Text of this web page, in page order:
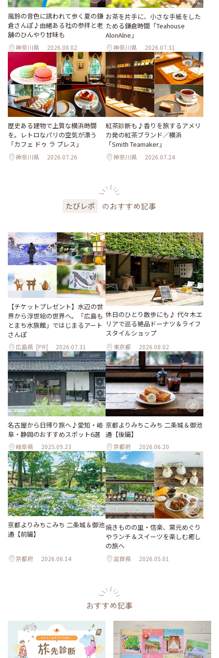
風鈴の音色に誘われて歩く夏の鎌
倉さんぽ♪由緒ある社の参拝と老
舗のひんやり甘味も
神奈川県 2026.08.02
お茶を片手に、小さな手紙をした
ためる鎌倉時間「Teahouse
AlonAlne」
神奈川県 2026.07.31
歴史ある建物で上質な横浜時間
を。レトロなパリの空気が漂う
「カフェ ドゥ ラ プレス」
神奈川県 2026.07.26
紅茶診断も♪香りを旅するアメリ
カ発の紅茶ブランド／横浜
「Smith Teamaker」
神奈川県 2026.07.24
たびレポ のおすすめ記事
【チケットプレゼント】水辺の世
界から浮世絵の世界へ。「広島も
とまち水族館」ではじまるアート
さんぽ
広島県 [PR] 2026.07.31
休日のひとり散歩にも♪ 代々木エ
リアで巡る絶品ドーナツ＆ライフ
スタイルショップ
東京都 2026.08.02
名古屋から日帰り旅へ♪愛知・岐
阜・静岡のおすすめスポット6選
岐阜県 2025.09.23
京都よりみちこみち 二条城＆御池
通【後編】
京都府 2026.06.20
京都よりみちこみち 二条城＆御池
通【前編】
京都府 2026.06.14
焼きものの里・信楽、窯元めぐり
やランチ＆スイーツを楽しむ癒し
の旅へ
滋賀県 2026.05.01
おすすめ記事